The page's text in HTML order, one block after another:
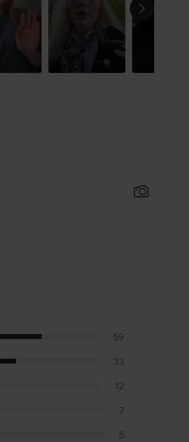
59
33
12
7
5